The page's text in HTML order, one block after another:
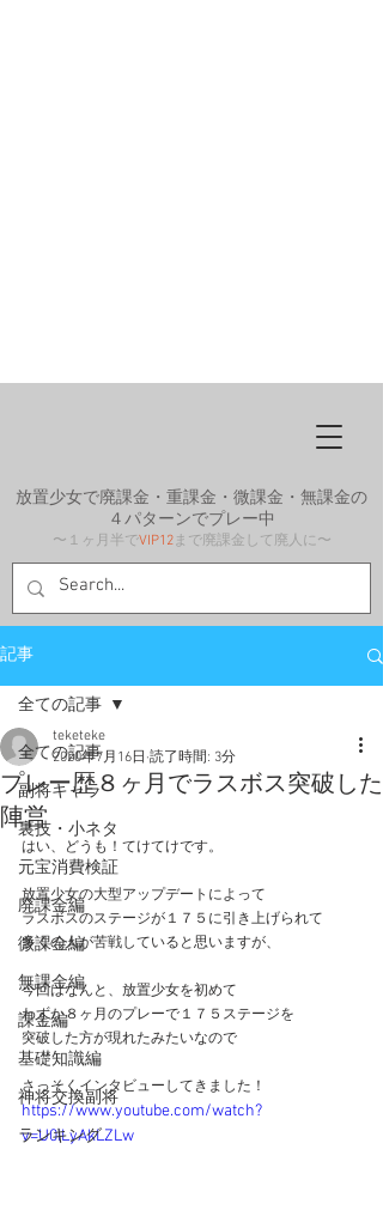
放置少女で廃課金・重課金・微課金・無課金の
４パターンでプレー中
〜１ヶ月半でVIP12まで廃課金して廃人に〜
記事
全ての記事
副将キャラ
裏技・小ネタ
元宝消費検証
廃課金編
微課金編
無課金編
課金編
基礎知識編
神将交換副将
ランキング
全ての記事
プレー歴８ヶ月でラスボス突破した
陣営
teketeke
2020年7月16日 読了時間: 3分
はい、どうも！てけてけです。
放置少女の大型アップデートによって
ラスボスのステージが１７５に引き上げられて
多くの人が苦戦していると思いますが、
今回はなんと、放置少女を初めて
わずか８ヶ月のプレーで１７５ステージを
突破した方が現れたみたいなので
さっそくインタビューしてきました！
https://www.youtube.com/watch?
v=U0iLyAkLZLw